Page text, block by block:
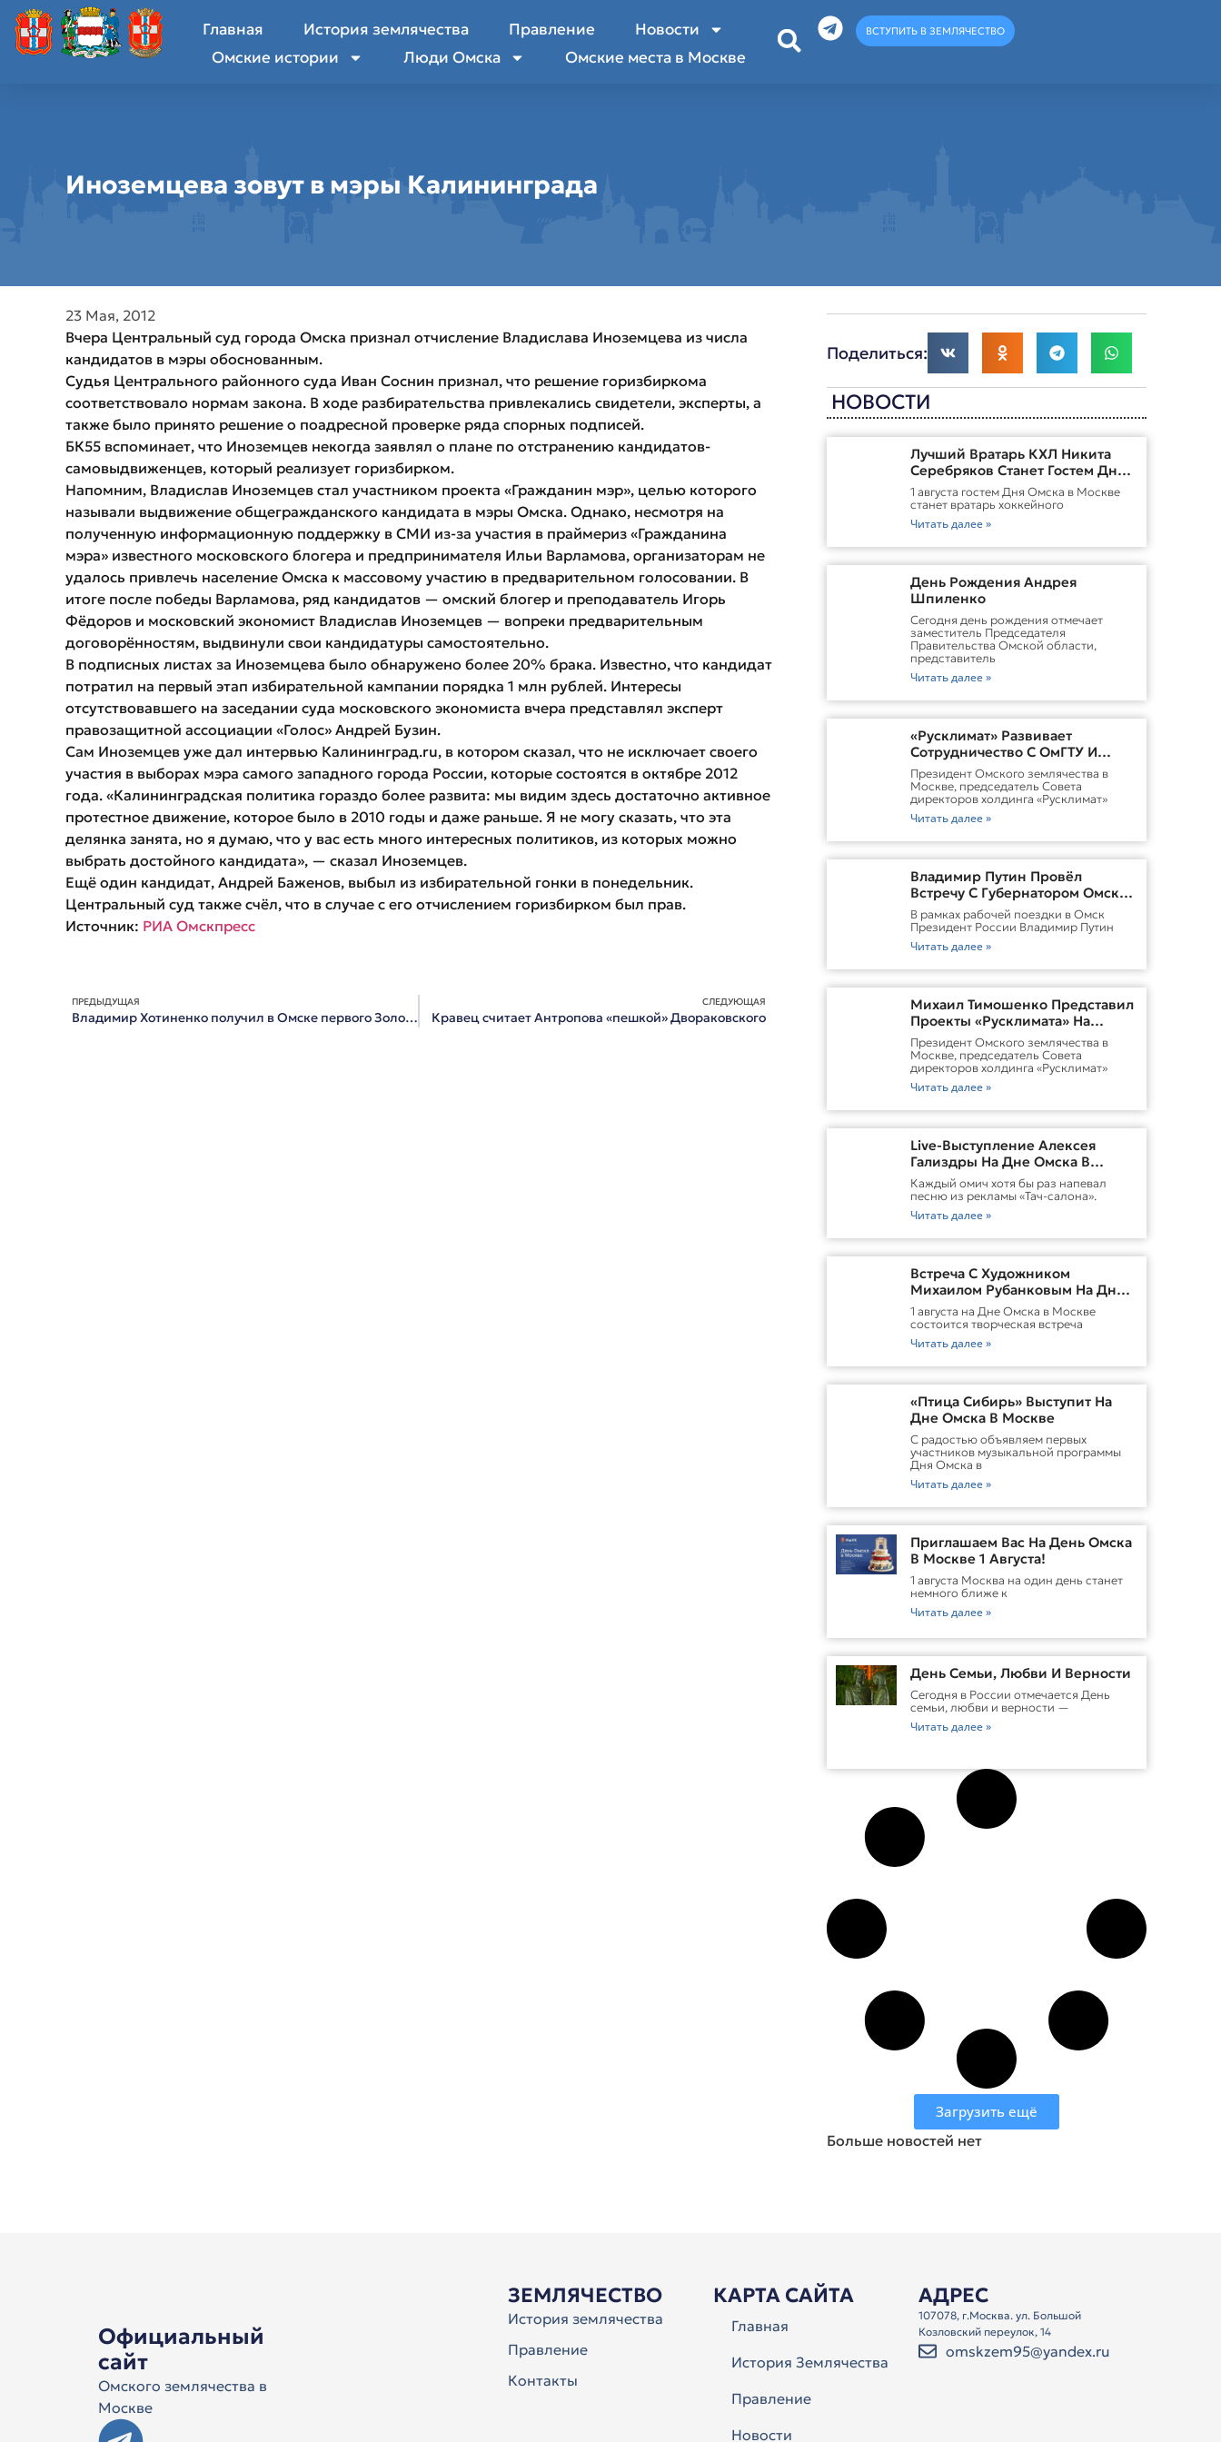
Главная История землячества Правление
Новости
Омские истории
Люди Омска Омские места в Москве
ВСТУПИТЬ В ЗЕМЛЯЧЕСТВО
Иноземцева зовут в мэры Калининграда
23 Мая, 2012
Вчера Центральный суд города Омска признал отчисление Владислава Иноземцева из числа
кандидатов в мэры обоснованным.
Судья Центрального районного суда Иван Соснин признал, что решение горизбиркома
соответствовало нормам закона. В ходе разбирательства привлекались свидетели, эксперты, а
также было принято решение о поадресной проверке ряда спорных подписей.
БК55 вспоминает, что Иноземцев некогда заявлял о плане по отстранению кандидатов-
самовыдвиженцев, который реализует горизбирком.
Напомним, Владислав Иноземцев стал участником проекта «Гражданин мэр», целью которого
называли выдвижение общегражданского кандидата в мэры Омска. Однако, несмотря на
полученную информационную поддержку в СМИ из-за участия в праймериз «Гражданина
мэра» известного московского блогера и предпринимателя Ильи Варламова, организаторам не
удалось привлечь население Омска к массовому участию в предварительном голосовании. В
итоге после победы Варламова, ряд кандидатов — омский блогер и преподаватель Игорь
Фёдоров и московский экономист Владислав Иноземцев — вопреки предварительным
договорённостям, выдвинули свои кандидатуры самостоятельно.
В подписных листах за Иноземцева было обнаружено более 20% брака. Известно, что кандидат
потратил на первый этап избирательной кампании порядка 1 млн рублей. Интересы
отсутствовавшего на заседании суда московского экономиста вчера представлял эксперт
правозащитной ассоциации «Голос» Андрей Бузин.
Сам Иноземцев уже дал интервью Калининград.ru, в котором сказал, что не исключает своего
участия в выборах мэра самого западного города России, которые состоятся в октябре 2012
года. «Калининградская политика гораздо более развита: мы видим здесь достаточно активное
протестное движение, которое было в 2010 годы и даже раньше. Я не могу сказать, что эта
делянка занята, но я думаю, что у вас есть много интересных политиков, из которых можно
выбрать достойного кандидата», — сказал Иноземцев.
Ещё один кандидат, Андрей Баженов, выбыл из избирательной гонки в понедельник.
Центральный суд также счёл, что в случае с его отчислением горизбирком был прав.
Источник: РИА Омскпресс
ПРЕДЫДУЩАЯ
Владимир Хотиненко получил в Омске первого Золотого Витязя
СЛЕДУЮЩАЯ
Кравец считает Антропова «пешкой» Двораковского
Поделиться:
НОВОСТИ
Лучший Вратарь КХЛ Никита
Серебряков Станет Гостем Дня
Омска В Москве
1 августа гостем Дня Омска в Москве
станет вратарь хоккейного
Читать далее »
День Рождения Андрея
Шпиленко
Cегодня день рождения отмечает
заместитель Председателя
Правительства Омской области,
представитель
Читать далее »
«Русклимат» Развивает
Сотрудничество С ОмГТУ И
Участвует В Обновлении
Городской Среды Омска
Президент Омского землячества в
Москве, председатель Совета
директоров холдинга «Русклимат»
Читать далее »
Владимир Путин Провёл
Встречу С Губернатором Омской
Области Виталием
ХоценкоИсточник
В рамках рабочей поездки в Омск
Президент России Владимир Путин
Читать далее »
Михаил Тимошенко Представил
Проекты «Русклимата» На
Форуме России И Казахстана
Президент Омского землячества в
Москве, председатель Совета
директоров холдинга «Русклимат»
Читать далее »
Live-Выступление Алексея
Гализдры На Дне Омска В
Москве
Каждый омич хотя бы раз напевал
песню из рекламы «Тач-салона».
Читать далее »
Встреча С Художником
Михаилом Рубанковым На Дне
Омска В Москве
1 августа на Дне Омска в Москве
состоится творческая встреча
Читать далее »
«Птица Сибирь» Выступит На
Дне Омска В Москве
С радостью объявляем первых
участников музыкальной программы
Дня Омска в
Читать далее »
Приглашаем Вас На День Омска
В Москве 1 Августа!
1 августа Москва на один день станет
немного ближе к
Читать далее »
День Семьи, Любви И Верности
Сегодня в России отмечается День
семьи, любви и верности —
Читать далее »
Загрузить ещё
Больше новостей нет
Официальный
сайт
Омского землячества в
Москве
ЗЕМЛЯЧЕСТВО
История землячества
Правление
Контакты
КАРТА САЙТА
Главная
История Землячества
Правление
Новости
АДРЕС
107078, г.Москва. ул. Большой
Козловский переулок, 14
omskzem95@yandex.ru